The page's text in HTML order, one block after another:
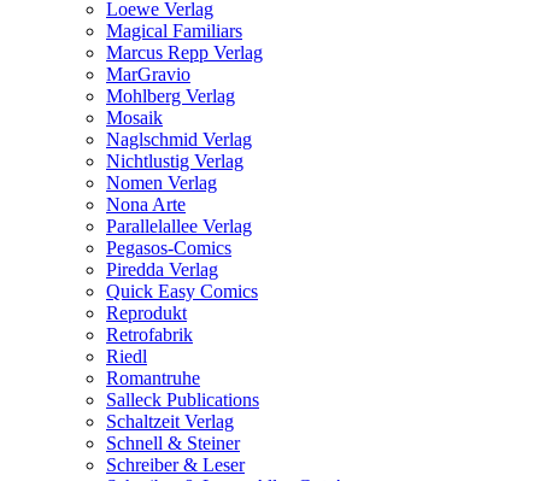
Loewe Verlag
Magical Familiars
Marcus Repp Verlag
MarGravio
Mohlberg Verlag
Mosaik
Naglschmid Verlag
Nichtlustig Verlag
Nomen Verlag
Nona Arte
Parallelallee Verlag
Pegasos-Comics
Piredda Verlag
Quick Easy Comics
Reprodukt
Retrofabrik
Riedl
Romantruhe
Salleck Publications
Schaltzeit Verlag
Schnell & Steiner
Schreiber & Leser